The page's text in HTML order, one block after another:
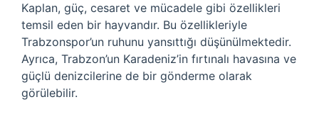
Kaplan, güç, cesaret ve mücadele gibi özellikleri
temsil eden bir hayvandır. Bu özellikleriyle
Trabzonspor’un ruhunu yansıttığı düşünülmektedir.
Ayrıca, Trabzon’un Karadeniz’in fırtınalı havasına ve
güçlü denizcilerine de bir gönderme olarak
görülebilir.